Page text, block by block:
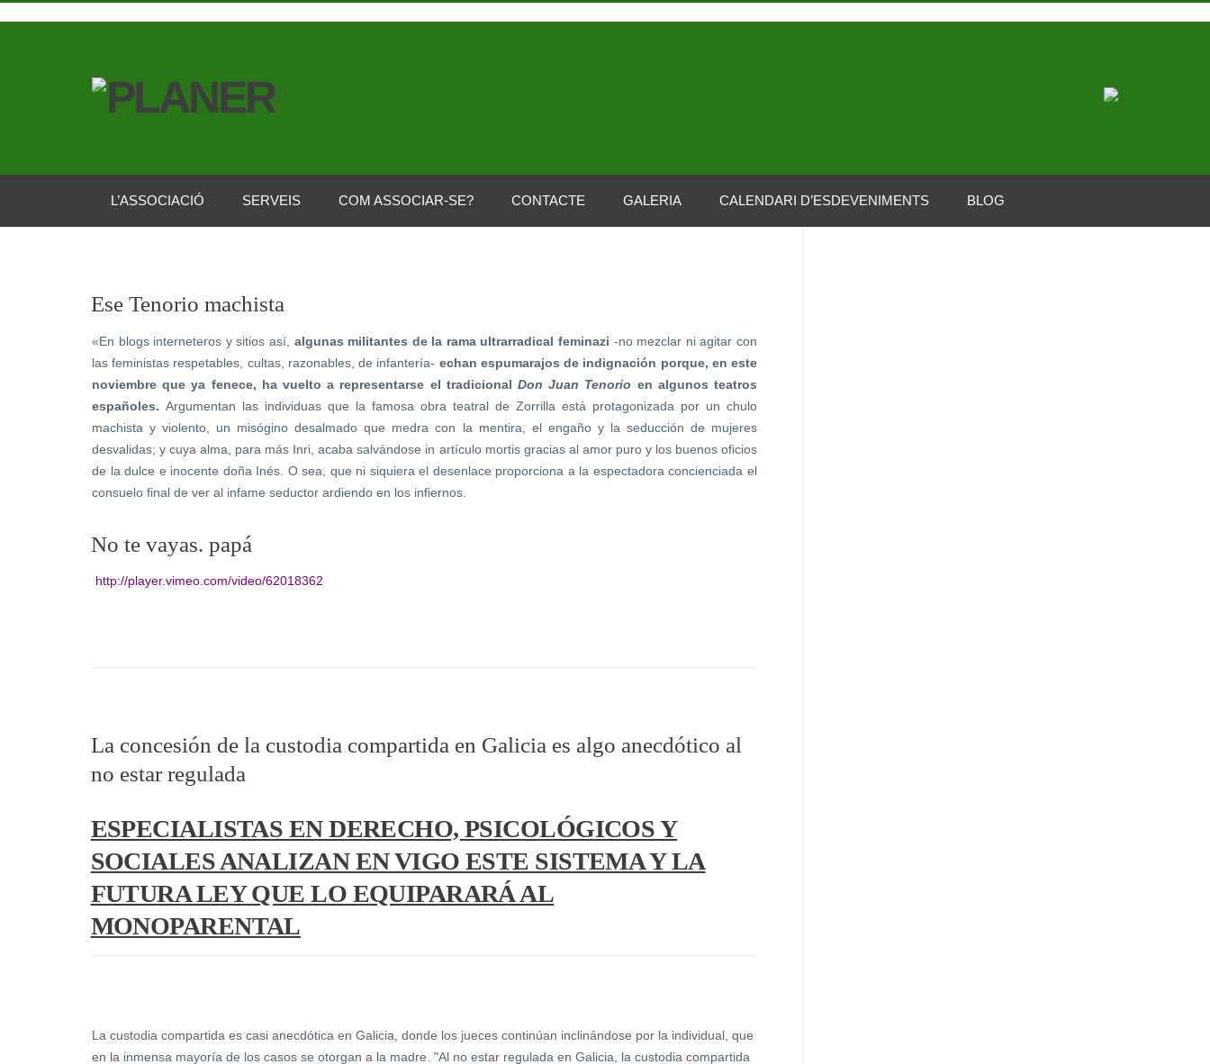
L’ASSOCIACIÓ SERVEIS COM ASSOCIAR-SE? CONTACTE GALERIA CALENDARI D’ESDEVENIMENTS BLOG
Ese Tenorio machista
«En blogs interneteros y sitios así, algunas militantes de la rama ultrarradical feminazi -no mezclar ni agitar con
las feministas respetables, cultas, razonables, de infantería- echan espumarajos de indignación porque, en este
noviembre que ya fenece, ha vuelto a representarse el tradicional Don Juan Tenorio en algunos teatros
españoles. Argumentan las individuas que la famosa obra teatral de Zorrilla está protagonizada por un chulo
machista y violento, un misógino desalmado que medra con la mentira, el engaño y la seducción de mujeres
desvalidas; y cuya alma, para más Inri, acaba salvándose in artículo mortis gracias al amor puro y los buenos oficios
de la dulce e inocente doña Inés. O sea, que ni siquiera el desenlace proporciona a la espectadora concienciada el
consuelo final de ver al infame seductor ardiendo en los infiernos.
No te vayas. papá
http://player.vimeo.com/video/62018362
La concesión de la custodia compartida en Galicia es algo anecdótico al
no estar regulada
ESPECIALISTAS EN DERECHO, PSICOLÓGICOS Y
SOCIALES ANALIZAN EN VIGO ESTE SISTEMA Y LA
FUTURA LEY QUE LO EQUIPARARÁ AL
MONOPARENTAL
La custodia compartida es casi anecdótica en Galicia, donde los jueces continúan inclinándose por la individual, que
en la inmensa mayoría de los casos se otorgan a la madre. "Al no estar regulada en Galicia, la custodia compartida